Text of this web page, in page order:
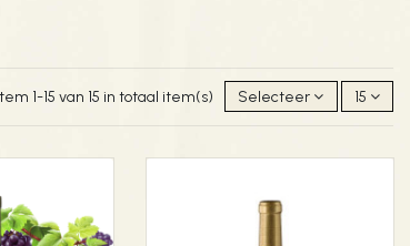
1-15 van 15 in totaal item(s) Selecteer 15